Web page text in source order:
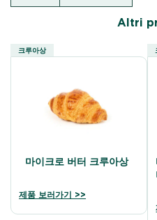
Altri
크루아상
마이크로 버터 크루아상
제품 보러가기 >>